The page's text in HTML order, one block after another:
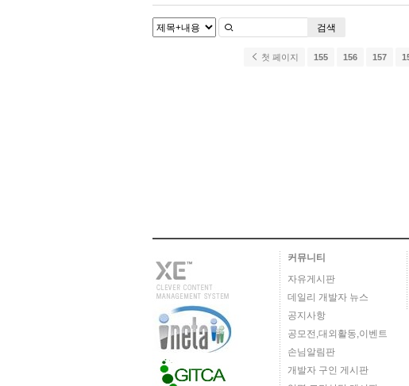
검색
첫 페이지 155 156 157
커뮤니티
자유게시판
데일리 개발자 뉴스
공지사항
공모전,대외활동,이벤트
손님알림판
개발자 구인 게시판